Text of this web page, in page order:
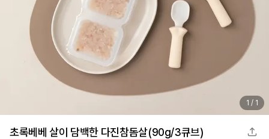
1 / 1
초록베베 살이 담백한 다진참돔살(90g/3큐브)